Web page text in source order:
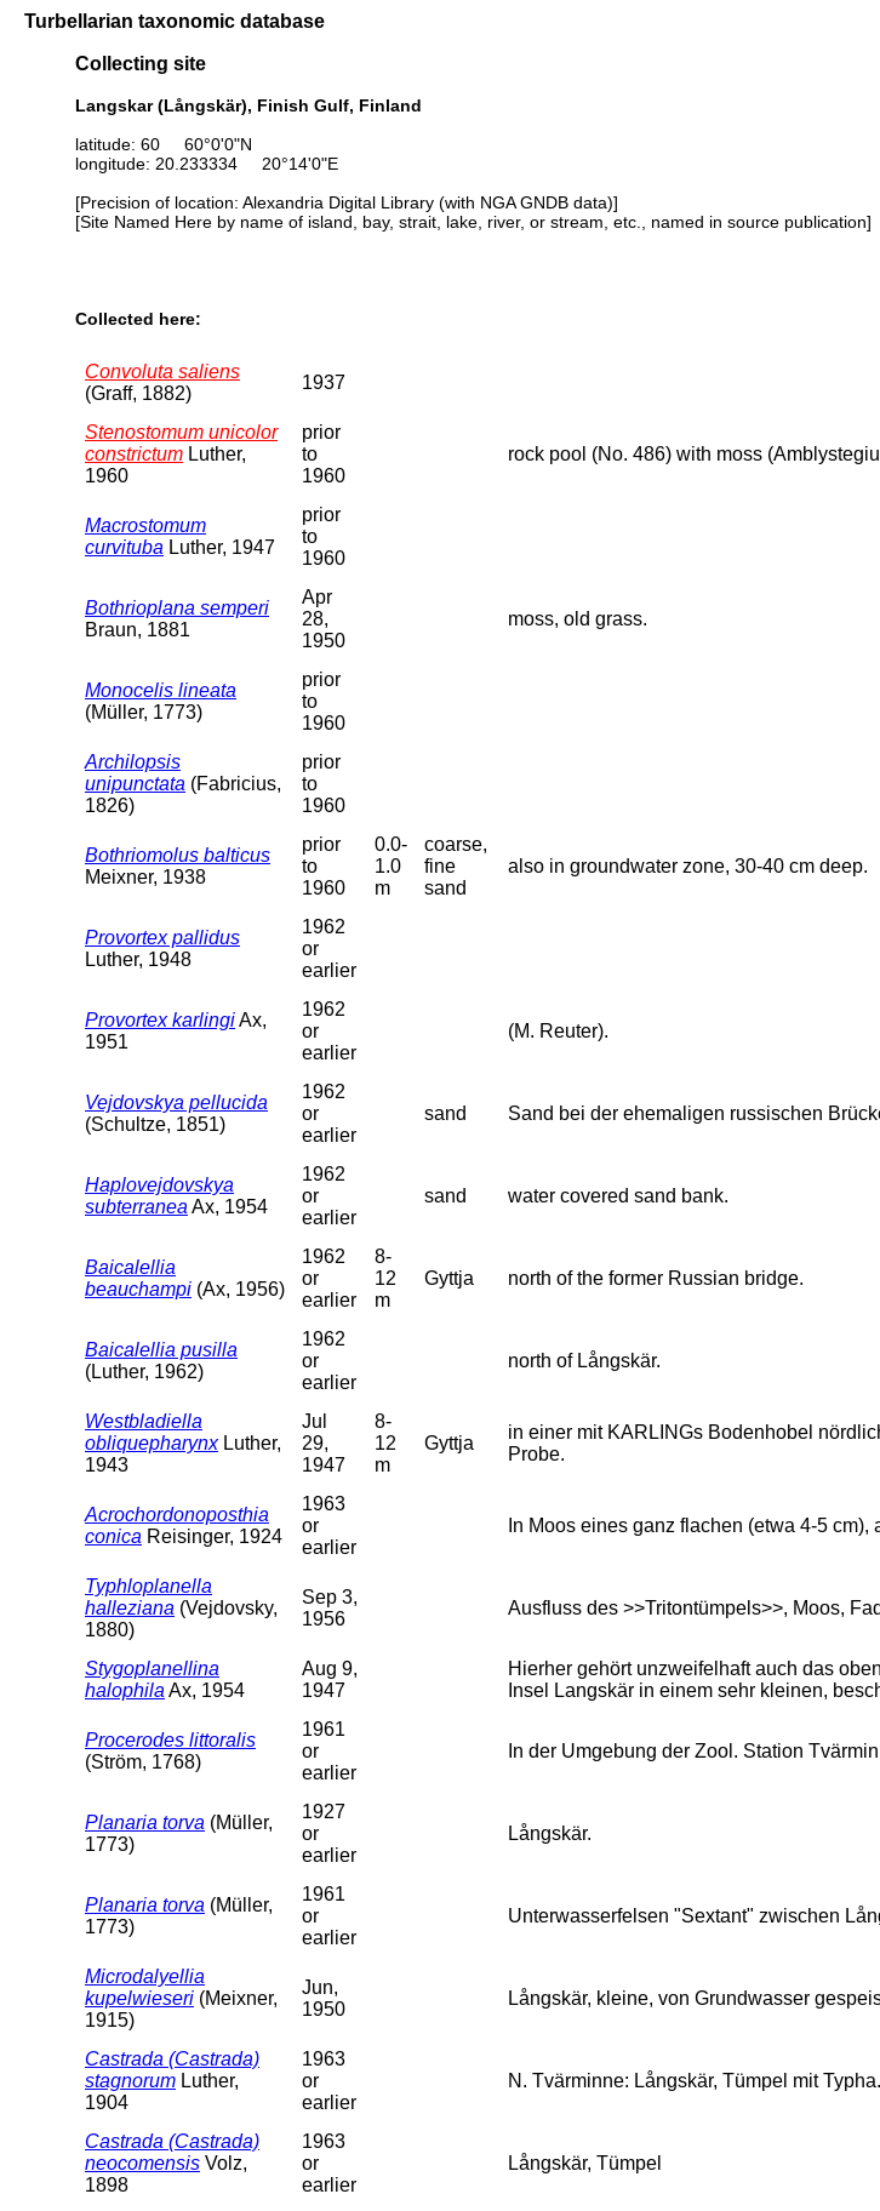
Turbellarian taxonomic database
Collecting site
Langskar (Långskär), Finish Gulf, Finland
latitude: 60 60°0'0"N
longitude: 20.233334 20°14'0"E
[Precision of location: Alexandria Digital Library (with NGA GNDB data)]
[Site Named Here by name of island, bay, strait, lake, river, or stream, etc., named in source publication]
Collected here:
Convoluta saliens
(Graff, 1882)
1937
Stenostomum unicolor
constrictum Luther,
1960
prior
to
1960
rock pool (No. 486) with moss
Macrostomum
curvituba Luther, 1947
prior
to
1960
Bothrioplana semperi
Braun, 1881
Apr
28,
1950
moss, old grass.
Monocelis lineata
(Müller, 1773)
prior
to
1960
Archilopsis
unipunctata (Fabricius,
1826)
prior
to
1960
Bothriomolus balticus
Meixner, 1938
prior
to
1960
0.0-
1.0
m
coarse,
fine
sand
also in groundwater zone, 30-40 cm deep.
Provortex pallidus
Luther, 1948
1962
or
earlier
Provortex karlingiAx,
1951
1962
or
earlier
(M. Reuter).
Vejdovskya pellucida
(Schultze, 1851)
1962
or
earlier
sand Sand bei der ehemaligen russischen
Haplovejdovskya
subterranea Ax, 1954
1962
or
earlier
sand water covered sand bank.
Baicalellia
beauchampi (Ax, 1956)
1962
or
earlier
8-
12
m
Gyttja north of the former Russian bridge.
Baicalellia pusilla
(Luther, 1962)
1962
or
earlier
north of Långskär.
Westbladiella
obliquepharynxLuther,
1943
Jul
29,
1947
8-
12
m
Gyttja
in einer mit KARLINGs Bodenhobel
Probe.
Acrochordonoposthia
conica Reisinger, 1924
1963
or
earlier
In Moos eines ganz flachen (etwa 4-5
Typhloplanella
halleziana (Vejdovsky,
1880)
Sep 3,
1956
Ausfluss des >>Tritontümpels>>, Moos,
Stygoplanellina
halophila Ax, 1954
Aug 9,
1947
Hierher gehört unzweifelhaft auch das
Insel Langskär in einem sehr kleinen,
Procerodes littoralis
(Ström, 1768)
1961
or
earlier
In der Umgebung der Zool. Station
Planaria torva (Müller,
1773)
1927
or
earlier
Långskär.
Planaria torva (Müller,
1773)
1961
or
earlier
Unterwasserfelsen "Sextant" zwischen
Microdalyellia
kupelwieseri (Meixner,
1915)
Jun,
1950
Långskär, kleine, von Grundwasser
Castrada (Castrada)
stagnorum Luther,
1904
1963
or
earlier
N. Tvärminne: Långskär, Tümpel mit Typha.
Castrada (Castrada)
neocomensis Volz,
1898
1963
or
earlier
Långskär, Tümpel